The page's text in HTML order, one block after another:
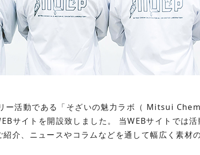
ー活動である「そざいの魅力ラボ（ Mitsui
イトを開設致しました。 当WEBサイトでは活
介、ニュースやコラムなどを通して幅広く素材